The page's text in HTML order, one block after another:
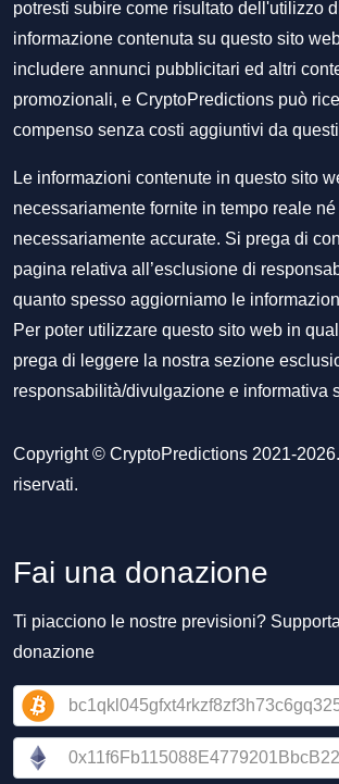
potresti subire come risultato dell'utilizzo
informazione contenuta su questo sito
includere annunci pubblicitari ed altri
promozionali, e CryptoPredictions può
compenso senza costi aggiuntivi da
Le informazioni contenute in questo sito
necessariamente fornite in tempo reale
necessariamente accurate. Si prega di
pagina relativa all’esclusione di
quanto spesso aggiorniamo le
Per poter utilizzare questo sito web in
prega di leggere la nostra sezione
responsabilità/divulgazione e informativa
Copyright © CryptoPredictions 2021-
riservati.
Fai una donazione
Ti piacciono le nostre previsioni?
donazione